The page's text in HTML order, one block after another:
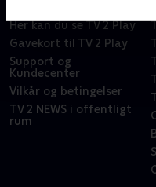
Her kan du se TV 2 Play
Gavekort til TV 2 Play
Support og
Kundecenter
Vilkår og betingelser
TV 2 NEWS i offentligt
rum